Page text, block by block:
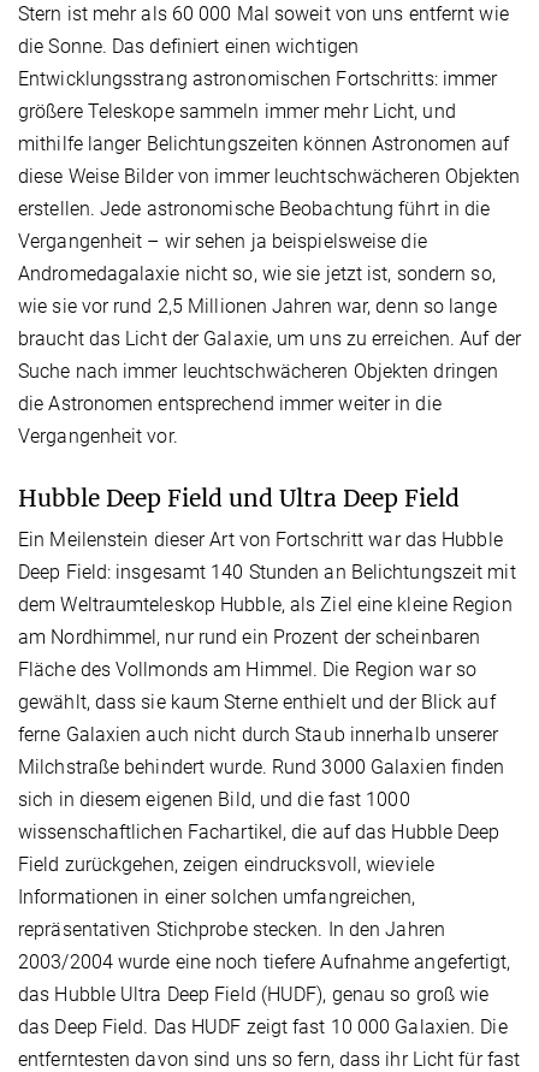
Stern ist mehr als 60 000 Mal soweit von uns entfernt wie
die Sonne. Das definiert einen wichtigen
Entwicklungsstrang astronomischen Fortschritts: immer
größere Teleskope sammeln immer mehr Licht, und
mithilfe langer Belichtungszeiten können Astronomen auf
diese Weise Bilder von immer leuchtschwächeren Objekten
erstellen. Jede astronomische Beobachtung führt in die
Vergangenheit – wir sehen ja beispielsweise die
Andromedagalaxie nicht so, wie sie jetzt ist, sondern so,
wie sie vor rund 2,5 Millionen Jahren war, denn so lange
braucht das Licht der Galaxie, um uns zu erreichen. Auf der
Suche nach immer leuchtschwächeren Objekten dringen
die Astronomen entsprechend immer weiter in die
Vergangenheit vor.
Hubble Deep Field und Ultra Deep Field
Ein Meilenstein dieser Art von Fortschritt war das Hubble
Deep Field: insgesamt 140 Stunden an Belichtungszeit mit
dem Weltraumteleskop Hubble, als Ziel eine kleine Region
am Nordhimmel, nur rund ein Prozent der scheinbaren
Fläche des Vollmonds am Himmel. Die Region war so
gewählt, dass sie kaum Sterne enthielt und der Blick auf
ferne Galaxien auch nicht durch Staub innerhalb unserer
Milchstraße behindert wurde. Rund 3000 Galaxien finden
sich in diesem eigenen Bild, und die fast 1000
wissenschaftlichen Fachartikel, die auf das Hubble Deep
Field zurückgehen, zeigen eindrucksvoll, wieviele
Informationen in einer solchen umfangreichen,
repräsentativen Stichprobe stecken. In den Jahren
2003/2004 wurde eine noch tiefere Aufnahme angefertigt,
das Hubble Ultra Deep Field (HUDF), genau so groß wie
das Deep Field. Das HUDF zeigt fast 10 000 Galaxien. Die
entferntesten davon sind uns so fern, dass ihr Licht für fast